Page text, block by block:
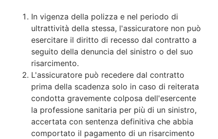
In vigenza della polizza e nel periodo di
ultrattività della stessa, l'assicuratore non può
esercitare il diritto di recesso dal contratto a
seguito della denuncia del sinistro o del suo
risarcimento.
L'assicuratore può recedere dal contratto
prima della scadenza solo in caso di reiterata
condotta gravemente colposa dell'esercente
la professione sanitaria per più di un sinistro,
accertata con sentenza definitiva che abbia
comportato il pagamento di un risarcimento